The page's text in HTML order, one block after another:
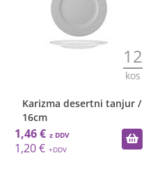
12
kos
Karizma desertni tanjur /
16cm
1,46 €
1,20 €